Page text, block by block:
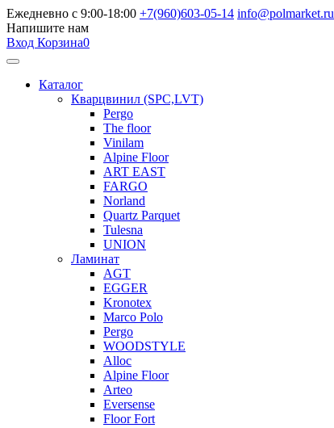
Ежедневно с 9:00-18:00 +7(960)603-05-14 info@polmarket.ru
Напишите нам
Вход Корзина0
Каталог
Кварцвинил (SPC,LVT)
Pergo
The floor
Vinilam
Alpine Floor
ART EAST
FARGO
Norland
Quartz Parquet
Tulesna
UNION
Ламинат
AGT
EGGER
Kronotex
Marco Polo
Pergo
WOODSTYLE
Alloc
Alpine Floor
Arteo
Eversense
Floor Fort